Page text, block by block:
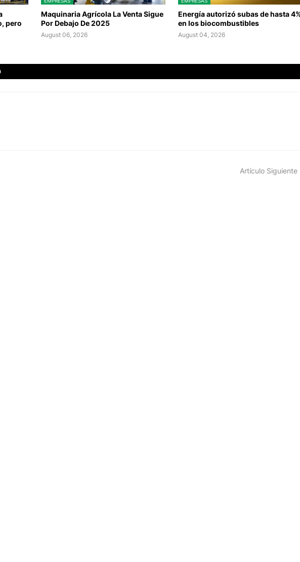
pero
Maquinaria Agrícola La Venta Sigue
Por Debajo De 2025
August 06, 2026
Energía autorizó subas de hasta
en los biocombustibles
August 04, 2026
Artículo Siguiente